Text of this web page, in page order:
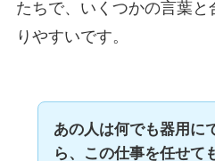
たちで、いくつかの言葉
りやすいです。
あの人は何でも器用に
ら、この仕事を任せて